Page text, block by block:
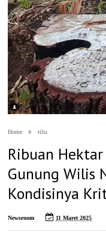
Home rilis
Ribuan
Gunung Wilis
Kondisinya
Newsroom 11 Maret 2025